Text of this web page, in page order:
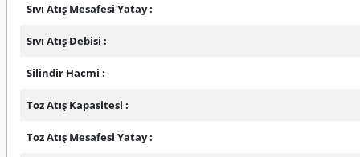
Sıvı Atış Mesafesi Yatay :
Sıvı Atış Debisi :
Silindir Hacmi :
Toz Atış Kapasitesi :
Toz Atış Mesafesi Yatay :